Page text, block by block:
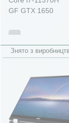
GF GTX 1650
Знято з